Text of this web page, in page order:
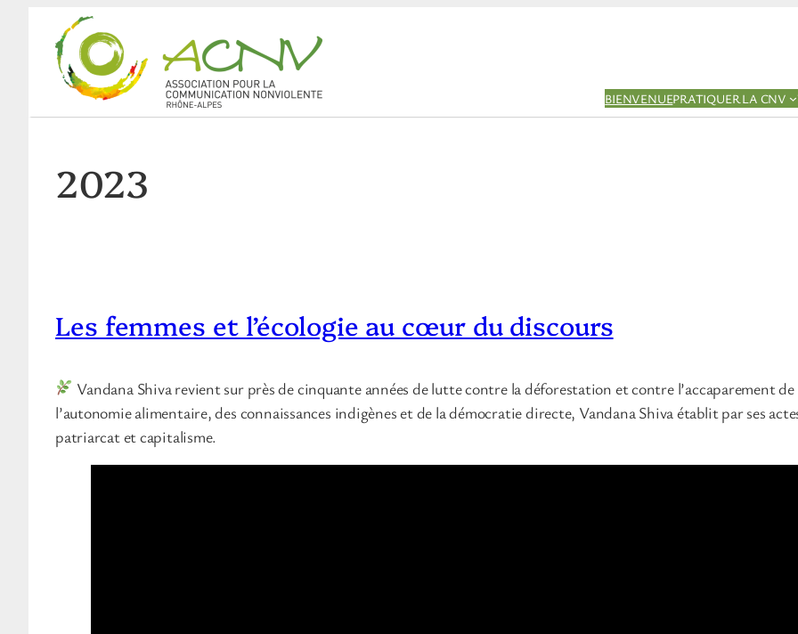
contenu
BIENVENUEPRATIQUER LA CNV
2023
Les femmes et l’écologie au cœur du discours
Vandana Shiva revient sur près de cinquante années de lutte contre la déforestation et contre l’accaparement de
l’autonomie alimentaire, des connaissances indigènes et de la démocratie directe, Vandana Shiva établit par ses
patriarcat et capitalisme.